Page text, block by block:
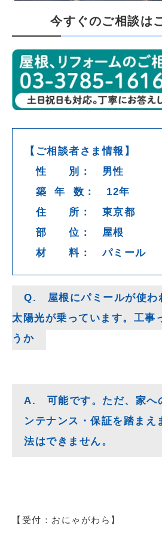
今すぐのご相談は
【ご相談者さま情報】
性 別： 男性
築 年 数： 12年
住 所： 東京都
部 位： 屋根
材 料： パミール
Q. 屋根にパミールが使わ
太陽光が乗っています。工事
うか
A. 可能です。ただ、家へ
ンテナンス・保証を踏まえ
法はできません。
【受付：おにゃがわら】